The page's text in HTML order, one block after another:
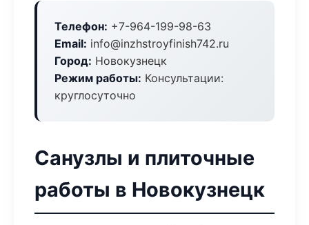
Телефон: +7-964-199-98-63
Email: info@inzhstroyfinish742.ru
Город: Новокузнецк
Режим работы: Консультации:
круглосуточно
Санузлы и плиточные
работы в Новокузнецк